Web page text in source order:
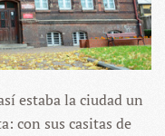
estaba la ciudad un
con sus casitas de